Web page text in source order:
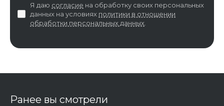
Я даю согласие на обработку своих персональных
данных на условиях политики в отношении
обработки персональных данных
Ранее вы смотрели